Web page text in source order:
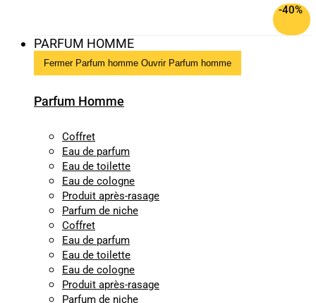
-40%
PARFUM HOMME
Fermer Parfum homme Ouvrir Parfum homme
Parfum Homme
Coffret
Eau de parfum
Eau de toilette
Eau de cologne
Produit après-rasage
Parfum de niche
Coffret
Eau de parfum
Eau de toilette
Eau de cologne
Produit après-rasage
Parfum de niche